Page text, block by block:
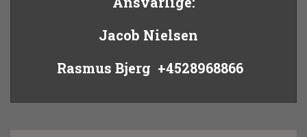
Jacob Nielsen
Rasmus Bjerg +4528968866